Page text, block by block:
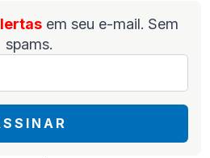
em seu e-mail. Sem
spams.